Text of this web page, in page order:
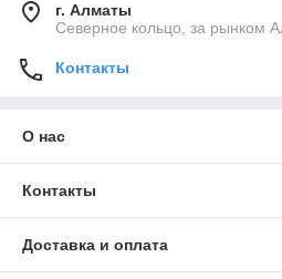
г. Алматы
Северное кольцо, за рынком
Контакты
О нас
Контакты
Доставка и оплата